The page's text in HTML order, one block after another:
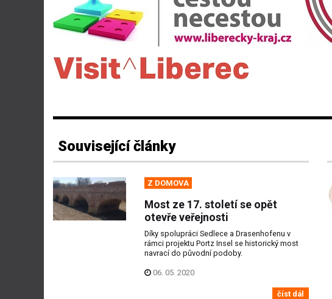
Související články
Z DOMOVA
Most ze 17. století se opět
otevře veřejnosti
Díky spolupráci Sedlece a Drasenhofenu v
rámci projektu Portz Insel se historický most
navrací do původní podoby.
06. 05. 2020
číst dál